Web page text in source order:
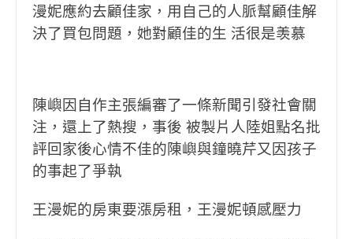
漫妮應約去顧佳家，用自己的人脈幫顧佳解
決了買包問題，她對顧佳的生 活很是羡慕
陳嶼因自作主張編審了一條新聞引發社會關
注，還上了熱搜，事後 被製片人陸姐點名批
評回家後心情不佳的陳嶼與鐘曉芹又因孩子
的事起了爭執
王漫妮的房東要漲房租，王漫妮頓感壓力